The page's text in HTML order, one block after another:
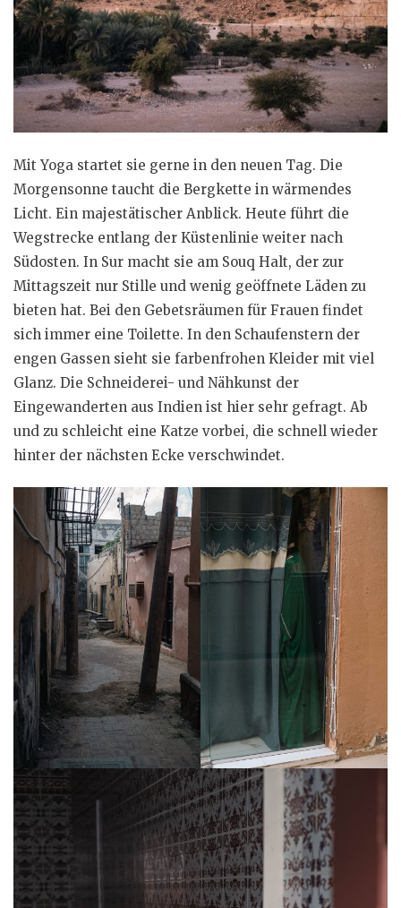
Mit Yoga startet sie gerne in den neuen Tag. Die
Morgensonne taucht die Bergkette in wärmendes
Licht. Ein majestätischer Anblick. Heute führt die
Wegstrecke entlang der Küstenlinie weiter nach
Südosten. In Sur macht sie am Souq Halt, der zur
Mittagszeit nur Stille und wenig geöffnete Läden zu
bieten hat. Bei den Gebetsräumen für Frauen findet
sich immer eine Toilette. In den Schaufenstern der
engen Gassen sieht sie farbenfrohen Kleider mit viel
Glanz. Die Schneiderei- und Nähkunst der
Eingewanderten aus Indien ist hier sehr gefragt. Ab
und zu schleicht eine Katze vorbei, die schnell wieder
hinter der nächsten Ecke verschwindet.